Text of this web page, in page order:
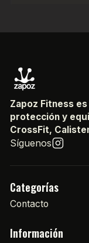
Zapoz Fitness
protección y
CrossFit,
Síguenos
Categorías
Contacto
Información